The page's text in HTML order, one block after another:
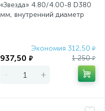
«Звезда» 4.80/4.00-8 D380
мм, внутренний диаметр
Экономия 312,50 ₽
937,50 ₽ 1 250₽
- +